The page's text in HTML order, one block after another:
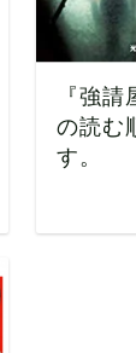
『強
の読む
す。